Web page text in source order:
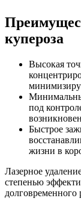
купероза
Высокая
под
Быстрое
жизни в
Лазерное
степенью
долговременного